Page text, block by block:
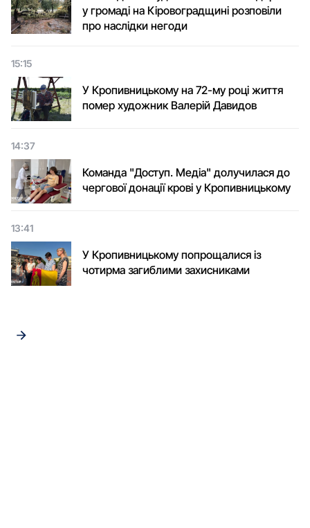
у громаді на Кіровоградщині розповіли
про наслідки негоди
15:15
У Кропивницькому на 72-му році життя
помер художник Валерій Давидов
14:37
Команда "Доступ. Медіа" долучилася до
чергової донації крові у Кропивницькому
13:41
У Кропивницькому попрощалися із
чотирма загиблими захисниками